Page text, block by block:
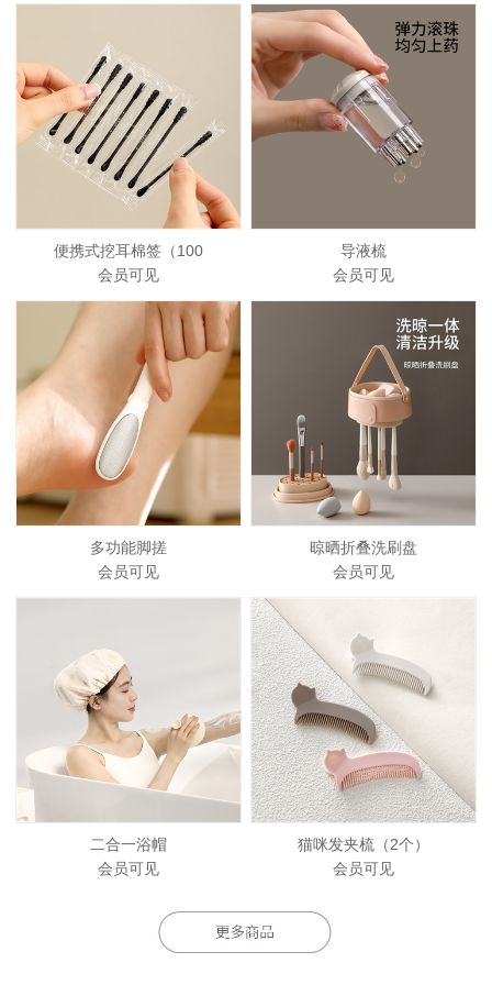
便携式挖耳棉签（100
会员可见
导液梳
会员可见
多功能脚搓
会员可见
晾晒折叠洗刷盘
会员可见
二合一浴帽
会员可见
猫咪发夹梳（2个）
会员可见